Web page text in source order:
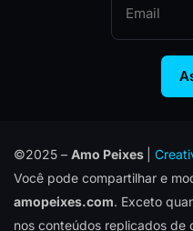
©2025 – Amo Peixes
Você pode compartilhar e
amopeixes.com. Exceto
nos conteúdos replicados de